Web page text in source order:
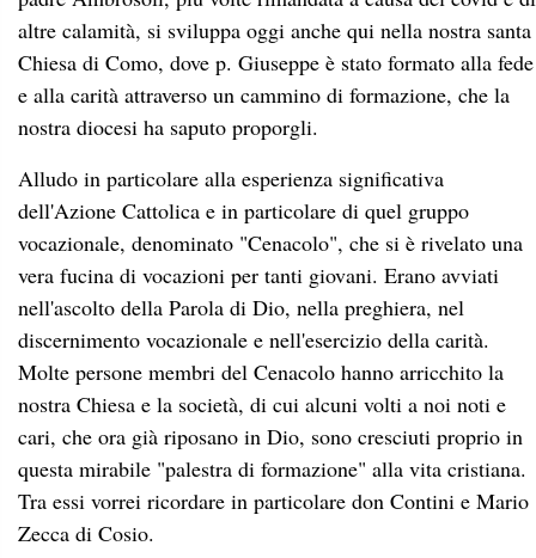
altre calamità, si sviluppa oggi anche qui nella nostra santa
Chiesa di Como, dove p. Giuseppe è stato formato alla fede
e alla carità attraverso un cammino di formazione, che la
nostra diocesi ha saputo proporgli.
Alludo in particolare alla esperienza significativa
dell'Azione Cattolica e in particolare di quel gruppo
vocazionale, denominato "Cenacolo", che si è rivelato una
vera fucina di vocazioni per tanti giovani. Erano avviati
nell'ascolto della Parola di Dio, nella preghiera, nel
discernimento vocazionale e nell'esercizio della carità.
Molte persone membri del Cenacolo hanno arricchito la
nostra Chiesa e la società, di cui alcuni volti a noi noti e
cari, che ora già riposano in Dio, sono cresciuti proprio in
questa mirabile "palestra di formazione" alla vita cristiana.
Tra essi vorrei ricordare in particolare don Contini e Mario
Zecca di Cosio.